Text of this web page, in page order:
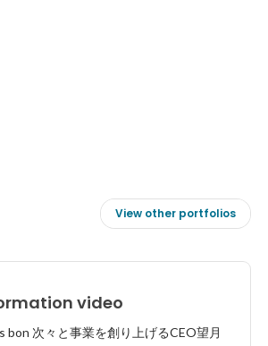
View other portfolios
video
bon 次々と事業を創り上げるCEO望月